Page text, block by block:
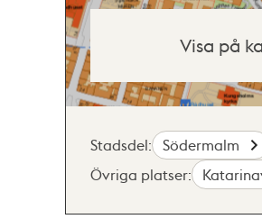
Visa på
Stadsdel:
Södermalm
Övriga platser: